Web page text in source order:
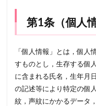
第1条（個人情
「個人情報」とは，個人
すものとし，生存する個
に含まれる氏名，生年月
の記述等により特定の個
紋，声紋にかかるデータ